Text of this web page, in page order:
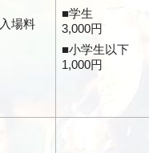
場料
■学生
3,000円
■小学生以下
1,000円